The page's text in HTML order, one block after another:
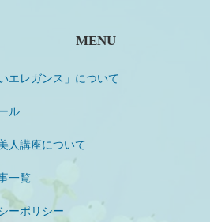
MENU
エレガンス」について
ル
人講座について
一覧
ーポリシー